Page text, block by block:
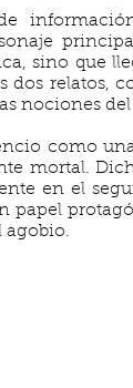
sino que
dos relatos,
del
como
mortal.
en el
papel
agobio.